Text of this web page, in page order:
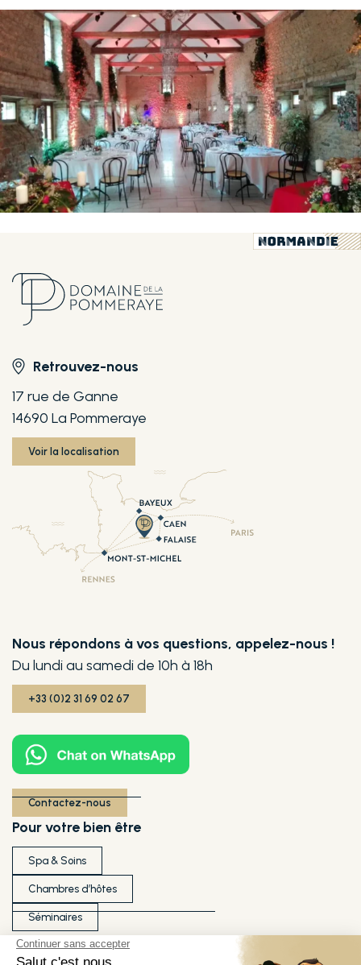
Retrouvez-nous
17 rue de Ganne
14690 La Pommeraye
Voir la localisation
Nous répondons à vos questions, appelez-nous !
Du lundi au samedi de 10h à 18h
+33 (0)2 31 69 02 67
Contactez-nous
Pour votre bien être
Spa & Soins
Chambres d’hôtes
Séminaires
Ils témoignent de notre qualité